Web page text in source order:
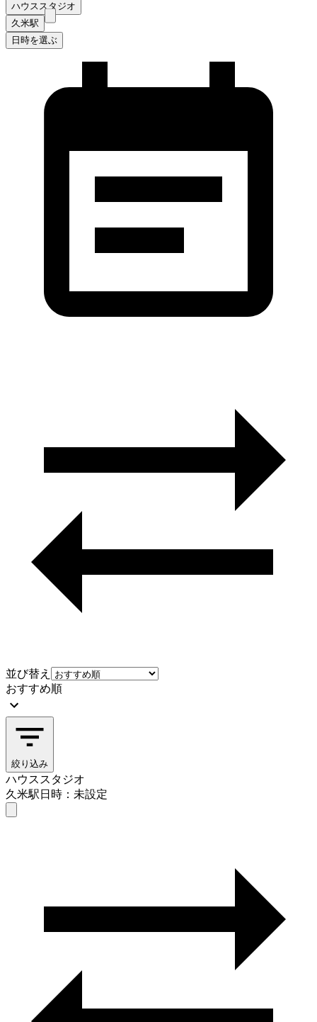
ハウススタジオ
久米駅
日時を選ぶ
並び替え
おすすめ順
絞り込み
ハウススタジオ
久米駅日時：未設定